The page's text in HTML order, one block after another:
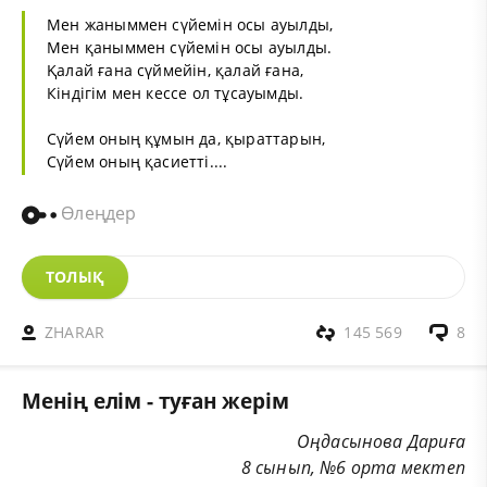
Мен жаныммен сүйемін осы ауылды,
Мен қаныммен сүйемін осы ауылды.
Қалай ғана сүймейін, қалай ғана,
Кіндігім мен кессе ол тұсауымды.
Сүйем оның құмын да, қыраттарын,
Сүйем оның қасиетті....
Өлеңдер
ТОЛЫҚ
ZHARAR 8
145 569
Менің елім - туған жерім
Оңдасынова Дариға
8 сынып, №6 орта мектеп